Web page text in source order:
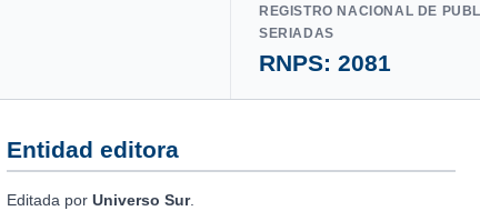
REGISTRO NACIONAL DE
SERIADAS
RNPS: 2081
Entidad editora
Editada por Universo Sur.